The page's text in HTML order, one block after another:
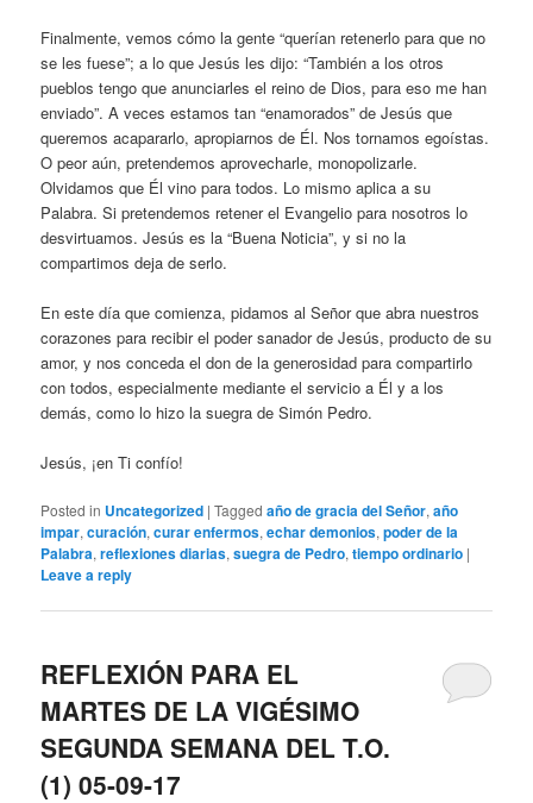
Finalmente, vemos cómo la gente “querían retenerlo para que no
se les fuese”; a lo que Jesús les dijo: “También a los otros
pueblos tengo que anunciarles el reino de Dios, para eso me han
enviado”. A veces estamos tan “enamorados” de Jesús que
queremos acapararlo, apropiarnos de Él. Nos tornamos egoístas.
O peor aún, pretendemos aprovecharle, monopolizarle.
Olvidamos que Él vino para todos. Lo mismo aplica a su
Palabra. Si pretendemos retener el Evangelio para nosotros lo
desvirtuamos. Jesús es la “Buena Noticia”, y si no la
compartimos deja de serlo.
En este día que comienza, pidamos al Señor que abra nuestros
corazones para recibir el poder sanador de Jesús, producto de su
amor, y nos conceda el don de la generosidad para compartirlo
con todos, especialmente mediante el servicio a Él y a los
demás, como lo hizo la suegra de Simón Pedro.
Jesús, ¡en Ti confío!
Posted in Uncategorized |Tagged año de gracia del Señor,año
impar,curación,curar enfermos,echar demonios,poder de la
Palabra,reflexiones diarias,suegra de Pedro,tiempo ordinario |
Leave a reply
REFLEXIÓN PARA EL
MARTES DE LA VIGÉSIMO
SEGUNDA SEMANA DEL T.O.
(1) 05-09-17